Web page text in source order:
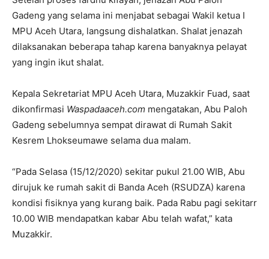
Gadeng yang selama ini menjabat sebagai Wakil ketua I
MPU Aceh Utara, langsung dishalatkan. Shalat jenazah
dilaksanakan beberapa tahap karena banyaknya pelayat
yang ingin ikut shalat.
Kepala Sekretariat MPU Aceh Utara, Muzakkir Fuad, saat
dikonfirmasi Waspadaaceh.com mengatakan, Abu Paloh
Gadeng sebelumnya sempat dirawat di Rumah Sakit
Kesrem Lhokseumawe selama dua malam.
“Pada Selasa (15/12/2020) sekitar pukul 21.00 WIB, Abu
dirujuk ke rumah sakit di Banda Aceh (RSUDZA) karena
kondisi fisiknya yang kurang baik. Pada Rabu pagi sekitarr
10.00 WIB mendapatkan kabar Abu telah wafat,” kata
Muzakkir.